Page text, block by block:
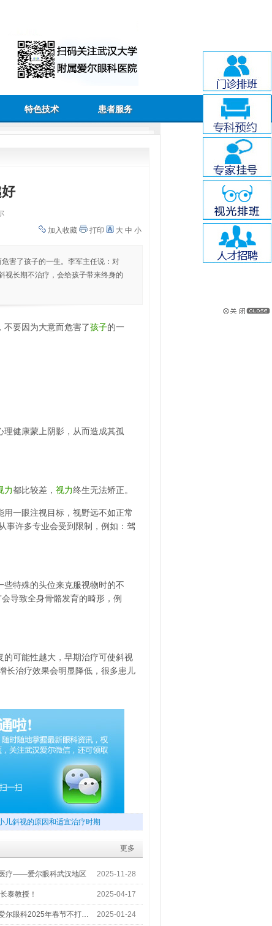
特色技术 患者服务
加入收藏
打印 大 中 小
害了孩子的一生。李军主任说：对
视长期不治疗，会给孩子带来终身的
不要因为大意而危害了孩子的一
理健康蒙上阴影，从而造成其孤
力都比较差， 视力终生无法矫正。
一眼注视目标，视野远不如正常
事许多专业会受到限制，例如：驾
特殊的头位来克服视物时的不
导致全身骨骼发育的畸形，例
可能性越大，早期治疗可使斜视
长治疗效果会明显降低，很多患儿
儿斜视的原因和适宜治疗时期
更多
疗——爱尔眼科武汉地区 2025-11-28
泰教授！ 2025-04-17
尔眼科2025年春节不打… 2025-01-24